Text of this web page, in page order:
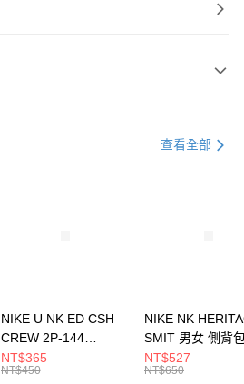
查看全部
NIKE U NK ED CSH
CREW 2P-144
EMBRDY 男女 短統襪
FZ3073133
NT$365
NT$450
NIKE NK
SMIT 男女 側背
BA5871010
NT$527
NT$650